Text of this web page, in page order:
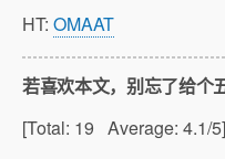
HT: OMAAT
若喜欢本文，别忘了给个
[Total: 19 Average: 4.1/5]